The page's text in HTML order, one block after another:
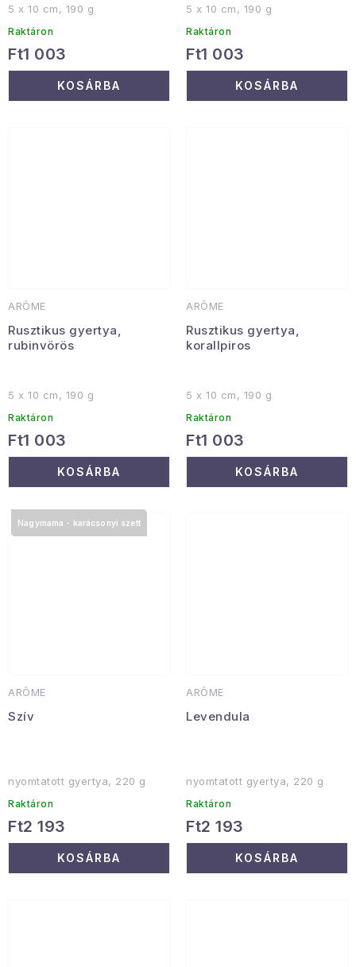
5 x 10 cm, 190 g
Raktáron
Ft1 003
KOSÁRBA
5 x 10 cm, 190 g
Raktáron
Ft1 003
KOSÁRBA
ARÔME
Rusztikus gyertya,
rubinvörös
5 x 10 cm, 190 g
Raktáron
Ft1 003
KOSÁRBA
ARÔME
Rusztikus gyertya,
korallpiros
5 x 10 cm, 190 g
Raktáron
Ft1 003
KOSÁRBA
ARÔME
Szív
Nagymama - karácsonyi szett
nyomtatott gyertya, 220 g
Raktáron
Ft2 193
KOSÁRBA
ARÔME
Levendula
nyomtatott gyertya, 220 g
Raktáron
Ft2 193
KOSÁRBA